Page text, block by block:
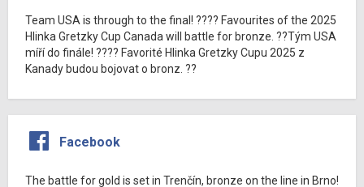
Team USA is through to the final! ???? Favourites of the 2025
Hlinka Gretzky Cup Canada will battle for bronze. ??Tým USA
míří do finále! ???? Favorité Hlinka Gretzky Cupu 2025 z
Kanady budou bojovat o bronz. ??
Facebook
The battle for gold is set in Trenčín, bronze on the line in Brno!